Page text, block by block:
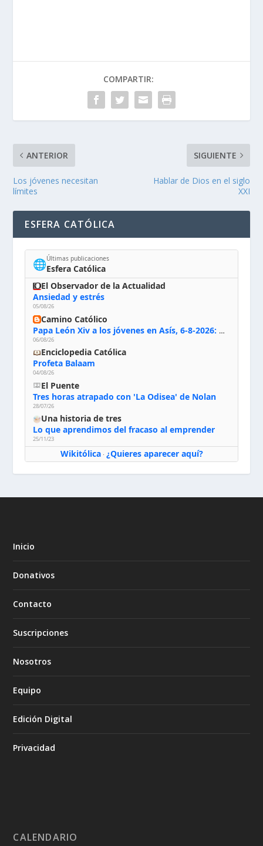
COMPARTIR:
ANTERIOR
Los jóvenes necesitan
límites
SIGUIENTE
Hablar de Dios en el siglo
XXI
ESFERA CATÓLICA
🌐Últimas publicaciones
Esfera Católica
El Observador de la Actualidad
Ansiedad y estrés
05/08/26
Camino Católico
Papa León Xiv a los jóvenes en Asís, 6-8-2026: «De san Francisco aprendan la radicalidad evangélica: no los vuelve ciegos ni violentos, sino sensibles, atentos, siempre en el seguimiento de Jesús, humildes y acogiendo a todos»
06/08/26
Enciclopedia Católica
Profeta Balaam
04/08/26
El Puente
Tres horas atrapado con 'La Odisea' de Nolan
28/07/26
Una historia de tres
Lo que aprendimos del fracaso al emprender
25/11/23
Wikitólica· ¿Quieres aparecer aquí?
Inicio
Donativos
Contacto
Suscripciones
Nosotros
Equipo
Edición Digital
Privacidad
CALENDARIO